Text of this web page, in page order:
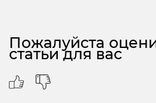
Пожалуйста
статьи для вас